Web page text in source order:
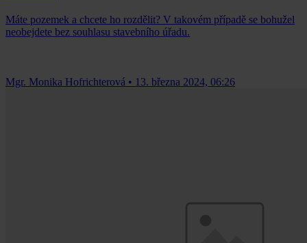
Máte pozemek a chcete ho rozdělit? V takovém případě se bohužel
neobejdete bez souhlasu stavebního úřadu.
Mgr. Monika Hofrichterová • 13. března 2024, 06:26